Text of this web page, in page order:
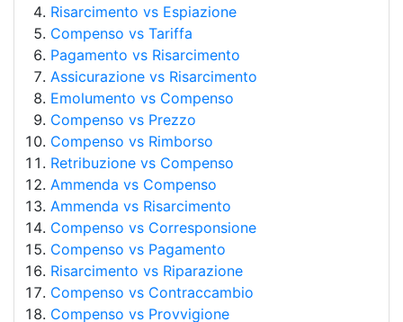
Risarcimento vs Espiazione
Compenso vs Tariffa
Pagamento vs Risarcimento
Assicurazione vs Risarcimento
Emolumento vs Compenso
Compenso vs Prezzo
Compenso vs Rimborso
Retribuzione vs Compenso
Ammenda vs Compenso
Ammenda vs Risarcimento
Compenso vs Corresponsione
Compenso vs Pagamento
Risarcimento vs Riparazione
Compenso vs Contraccambio
Compenso vs Provvigione